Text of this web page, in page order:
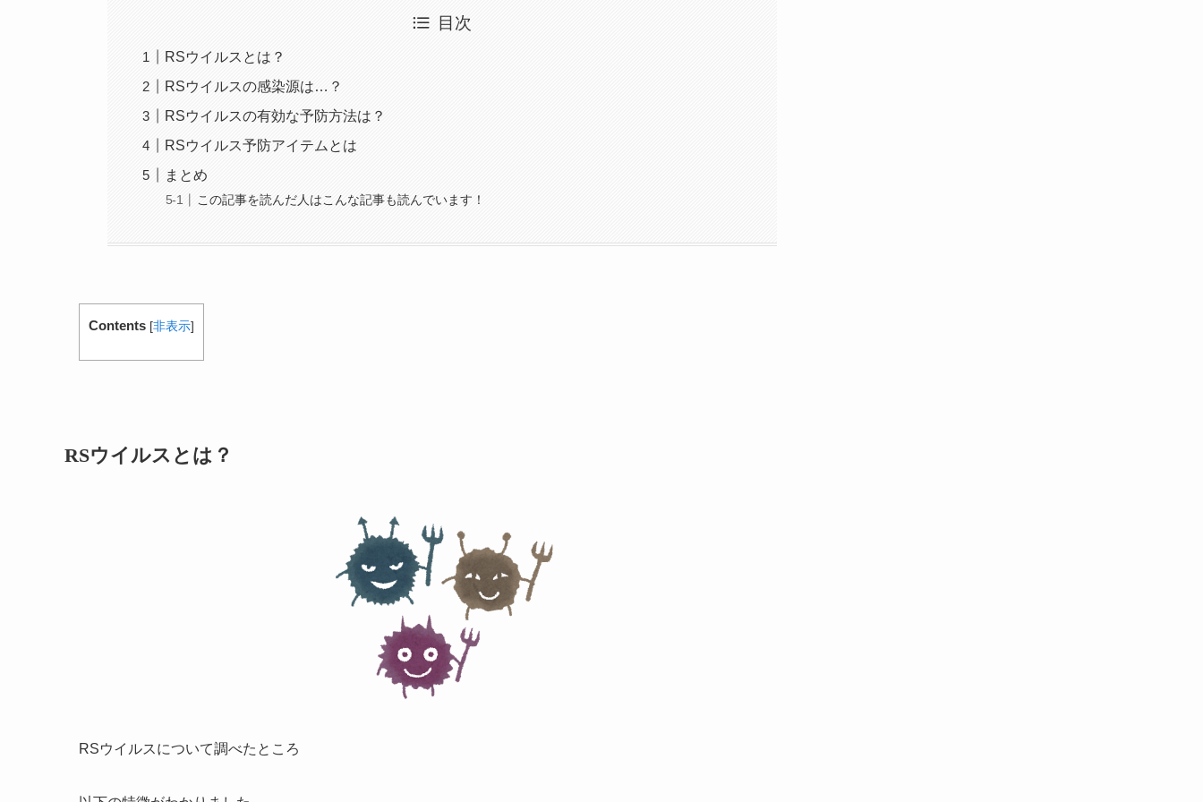
目次
RSウイルスとは？
RSウイルスの感染源は…？
RSウイルスの有効な予防方法は？
RSウイルス予防アイテムとは
まとめ
この記事を読んだ人はこんな記事も読んでいます！
Contents [非表示]
RSウイルスとは？
RSウイルスについて調べたところ